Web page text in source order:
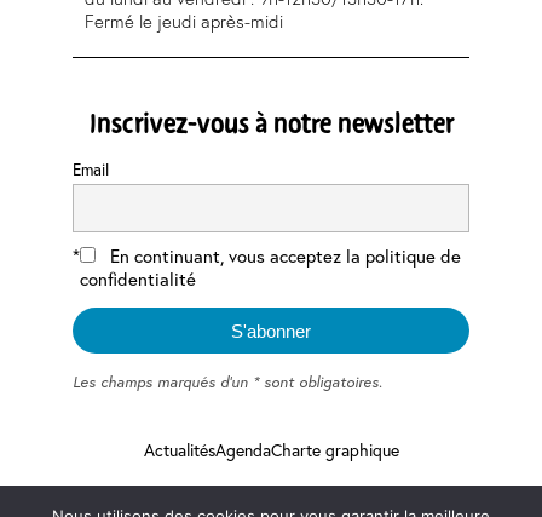
Fermé le jeudi après-midi
Inscrivez-vous à notre newsletter
Email
En continuant, vous acceptez la politique de
confidentialité
Les champs marqués d'un * sont obligatoires.
ActualitésAgendaCharte graphique